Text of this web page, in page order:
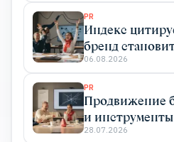
PR
Индекс
бренд
который
06.08.2026
PR
Продвижение
и
отрасли
28.07.2026